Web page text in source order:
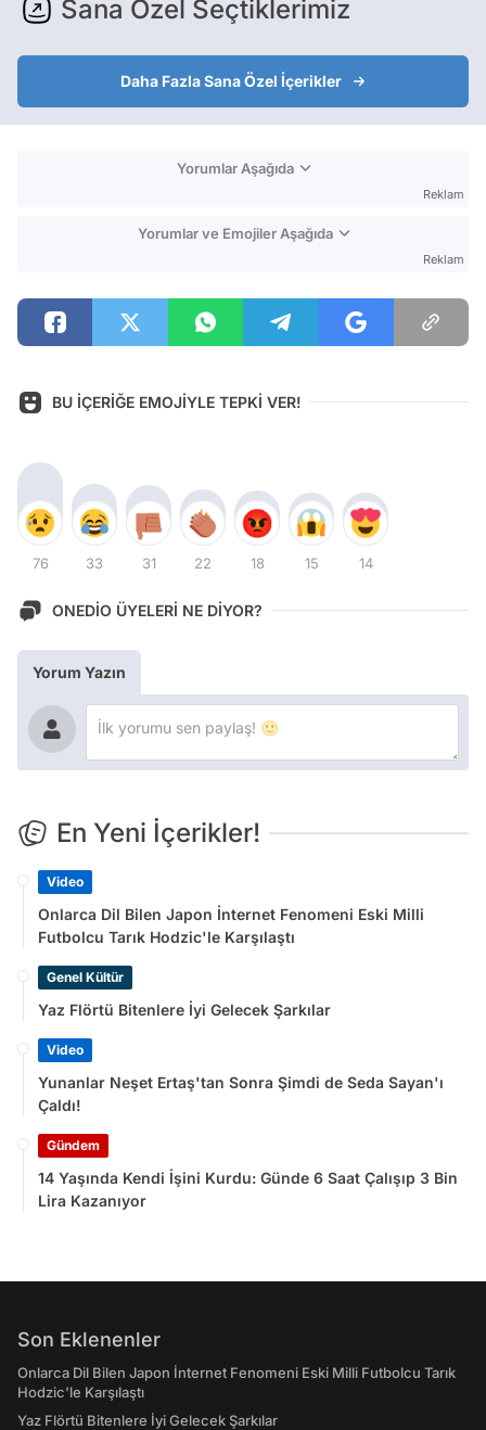
Sana Özel Seçtiklerimiz
Daha Fazla Sana Özel İçerikler
Yorumlar Aşağıda
Reklam
Yorumlar ve Emojiler Aşağıda
Reklam
BU İÇERİĞE EMOJİYLE TEPKİ VER!
76 33 31 22 18 15 14
ONEDİO ÜYELERİ NE DİYOR?
Yorum Yazın
En Yeni İçerikler!
Video
Onlarca Dil Bilen Japon İnternet Fenomeni Eski Milli
Futbolcu Tarık Hodzic'le Karşılaştı
Genel Kültür
Yaz Flörtü Bitenlere İyi Gelecek Şarkılar
Video
Yunanlar Neşet Ertaş'tan Sonra Şimdi de Seda Sayan'ı
Çaldı!
Gündem
14 Yaşında Kendi İşini Kurdu: Günde 6 Saat Çalışıp 3 Bin
Lira Kazanıyor
Son Eklenenler
Onlarca Dil Bilen Japon İnternet Fenomeni Eski Milli Futbolcu Tarık
Hodzic'le Karşılaştı
Yaz Flörtü Bitenlere İyi Gelecek Şarkılar